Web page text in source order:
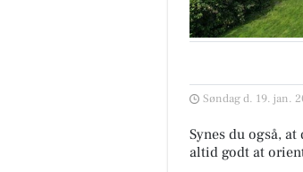
Søndag d. 19. jan.
Synes du også,
altid godt at